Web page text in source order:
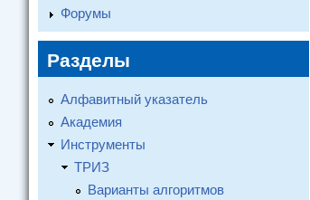
Форумы
Разделы
Алфавитный указатель
Академия
Инструменты
ТРИЗ
Варианты алгоритмов